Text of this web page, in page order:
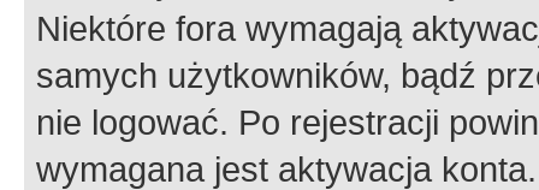
Niektóre fora wymagają
samych użytkowników, bądź
nie logować. Po rejestracji
wymagana jest aktywacja